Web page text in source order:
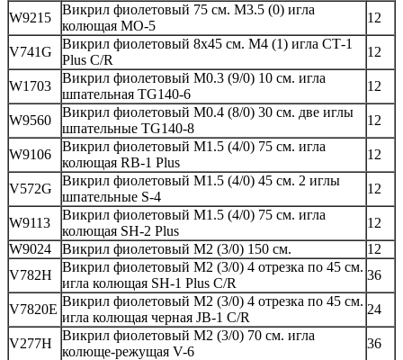
W9215
Викрил фиолетовый 75 см. М3.5 (0) игла
колющая МО-5
12
V741G
Викрил фиолетовый 8х45 см. М4 (1) игла СТ-1
Plus C/R
12
W1703
Викрил фиолетовый M0.3 (9/0) 10 см. игла
шпательная TG140-6
12
W9560
Викрил фиолетовый M0.4 (8/0) 30 см. две иглы
шпательные TG140-8
12
W9106
Викрил фиолетовый M1.5 (4/0) 75 см. игла
колющая RB-1 Plus
12
V572G
Викрил фиолетовый M1.5 (4/0) 45 см. 2 иглы
шпательные S-4
12
W9113
Викрил фиолетовый M1.5 (4/0) 75 см. игла
колющая SH-2 Plus
12
W9024
Викрил фиолетовый M2 (3/0) 150 см.
12
V782H
Викрил фиолетовый M2 (3/0) 4 отрезка по 45 см.
игла колющая SH-1 Plus C/R
36
V7820E
Викрил фиолетовый M2 (3/0) 4 отрезка по 45 см.
игла колющая черная JB-1 C/R
24
V277H
Викрил фиолетовый M2 (3/0) 70 см. игла
колюще-режущая V-6
36